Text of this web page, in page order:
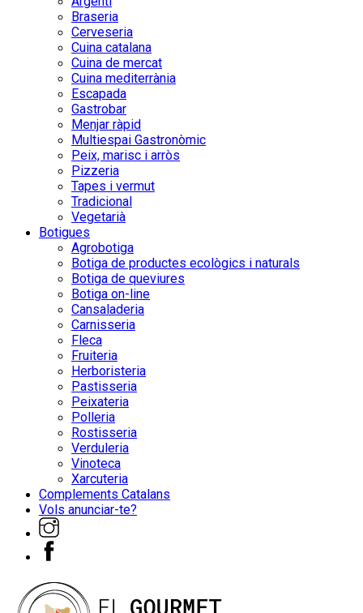
Braseria
Cerveseria
Cuina catalana
Cuina de mercat
Cuina mediterrània
Escapada
Gastrobar
Menjar ràpid
Multiespai Gastronòmic
Peix, marisc i arròs
Pizzeria
Tapes i vermut
Tradicional
Vegetarià
Botigues
Agrobotiga
Botiga de productes ecològics i naturals
Botiga de queviures
Botiga on-line
Cansaladeria
Carnisseria
Fleca
Fruiteria
Herboristeria
Pastisseria
Peixateria
Polleria
Rostisseria
Verduleria
Vinoteca
Xarcuteria
Complements Catalans
Vols anunciar-te?